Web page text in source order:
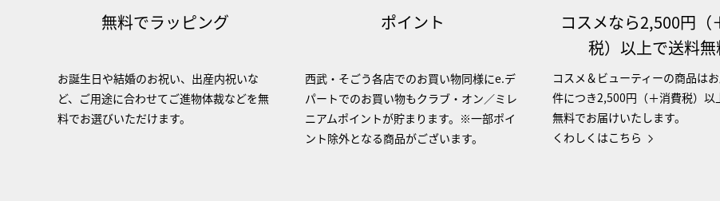
無料でラッピング
お誕生日や結婚のお祝い、出産内祝いな
ど、ご用途に合わせてご進物体裁などを無
料でお選びいただけます。
ポイント
西武・そごう各店でのお買い物同様にe.デ
パートでのお買い物もクラブ・オン／ミレ
ニアムポイントが貯まります。※一部ポイ
ント除外となる商品がございます。
コスメなら2,500円（
税）以上で送料
コスメ＆ビューティーの商品は
件につき2,500円（＋消費税）以
無料でお届けいたします。
くわしくはこちら